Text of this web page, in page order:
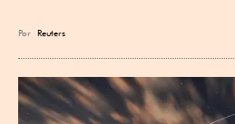
Por Reuters